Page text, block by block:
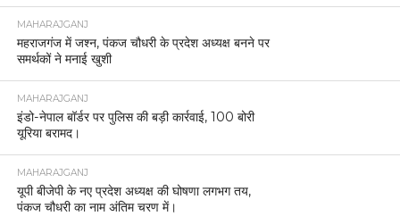
MAHARAJGANJ
महराजगंज में जश्न, पंकज चौधरी के प्रदेश अध्यक्ष बनने पर
समर्थकों ने मनाई खुशी
MAHARAJGANJ
इंडो-नेपाल बॉर्डर पर पुलिस की बड़ी कार्रवाई, 100 बोरी
यूरिया बरामद।
MAHARAJGANJ
यूपी बीजेपी के नए प्रदेश अध्यक्ष की घोषणा लगभग तय,
पंकज चौधरी का नाम अंतिम चरण में।